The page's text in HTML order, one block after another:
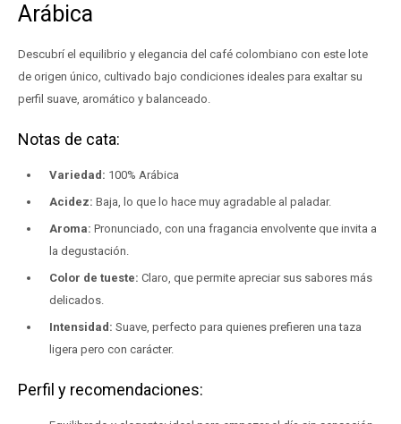
Arábica
Descubrí el equilibrio y elegancia del café colombiano con este lote
de origen único, cultivado bajo condiciones ideales para exaltar su
perfil suave, aromático y balanceado.
Notas de cata:
Variedad: 100% Arábica
Acidez: Baja, lo que lo hace muy agradable al paladar.
Aroma: Pronunciado, con una fragancia envolvente que invita a
la degustación.
Color de tueste: Claro, que permite apreciar sus sabores más
delicados.
Intensidad: Suave, perfecto para quienes prefieren una taza
ligera pero con carácter.
Perfil y recomendaciones: